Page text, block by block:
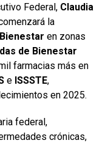
Federal, Claudia
la
en zonas
de Bienestar
farmacias más en
e ISSSTE,
en 2025.
federal,
crónicas,